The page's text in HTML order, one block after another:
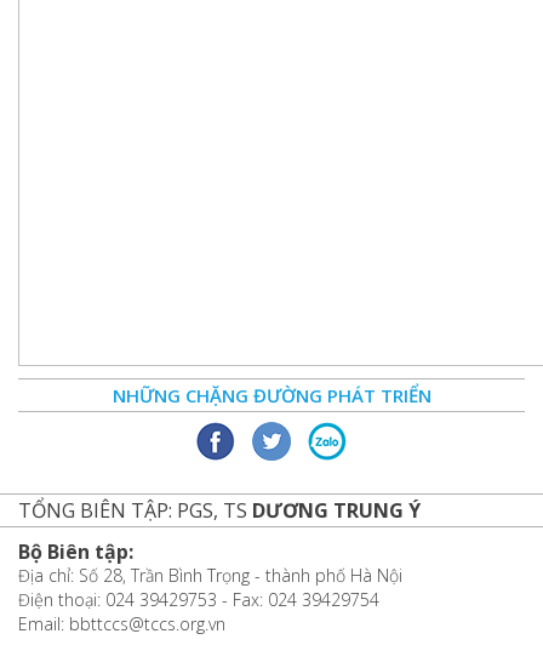
NHỮNG CHẶNG ĐƯỜNG PHÁT TRIỂN
TỔNG BIÊN TẬP: PGS, TS DƯƠNG TRUNG Ý
Bộ Biên tập:
Địa chỉ: Số 28, Trần Bình Trọng - thành phố Hà Nội
Điện thoại: 024 39429753 - Fax: 024 39429754
Email: bbttccs@tccs.org.vn